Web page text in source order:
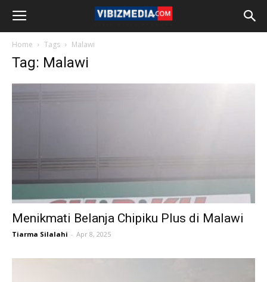
Home Tags Malawi
Tag: Malawi
Menikmati Belanja Chipiku Plus di Malawi
Tiarma Silalahi - Apr 8, 2025